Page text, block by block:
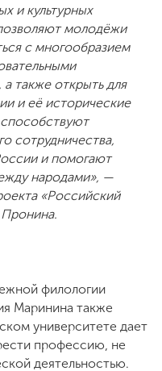
и культурных
молодёжи
с многообразием
также открыть для
и её исторические
сотрудничества,
и помогают
народами», —
«Российский
филологии
Маринина также
университете дает
профессию, не
деятельностью.